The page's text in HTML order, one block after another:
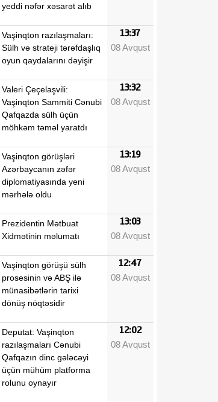
yeddi nəfər xəsarət alıb
Vaşinqton razılaşmaları:
Sülh və strateji tərəfdaşlıq
oyun qaydalarını dəyişir
13:37
08 Avqust
Valeri Çeçelaşvili:
Vaşinqton Sammiti Cənubi
Qafqazda sülh üçün
möhkəm təməl yaratdı
13:32
08 Avqust
Vaşinqton görüşləri
Azərbaycanın zəfər
diplomatiyasında yeni
mərhələ oldu
13:19
08 Avqust
Prezidentin Mətbuat
Xidmətinin məlumatı
13:03
08 Avqust
Vaşinqton görüşü sülh
prosesinin və ABŞ ilə
münasibətlərin tarixi
dönüş nöqtəsidir
12:47
08 Avqust
Deputat: Vaşinqton
razılaşmaları Cənubi
Qafqazın dinc gələcəyi
üçün mühüm platforma
rolunu oynayır
12:02
08 Avqust